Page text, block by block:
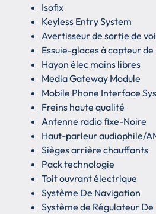
Isofix
Keyless Entry System
Avertisseur de sortie de
Essuie-glaces à capteur de
Hayon élec mains libres
Media Gateway Module
Mobile Phone Interface
Freins haute qualité
Antenne radio fixe-Noire
Haut-parleur audiophile/
Sièges arrière chauffants
Pack technologie
Toit ouvrant électrique
Système De Navigation
Système de Régulateur De